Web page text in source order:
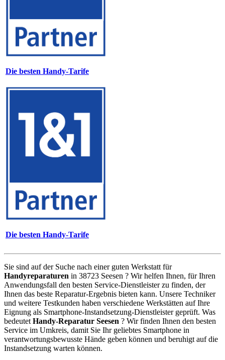
Die besten Handy-Tarife
Die besten Handy-Tarife
Sie sind auf der Suche nach einer guten Werkstatt für
Handyreparaturen in 38723 Seesen ? Wir helfen Ihnen, für Ihren
Anwendungsfall den besten Service-Dienstleister zu finden, der
Ihnen das beste Reparatur-Ergebnis bieten kann. Unsere Techniker
und weitere Testkunden haben verschiedene Werkstätten auf Ihre
Eignung als Smartphone-Instandsetzung-Dienstleister geprüft. Was
bedeutet Handy-Reparatur Seesen ? Wir finden Ihnen den besten
Service im Umkreis, damit Sie Ihr geliebtes Smartphone in
verantwortungsbewusste Hände geben können und beruhigt auf die
Instandsetzung warten können.